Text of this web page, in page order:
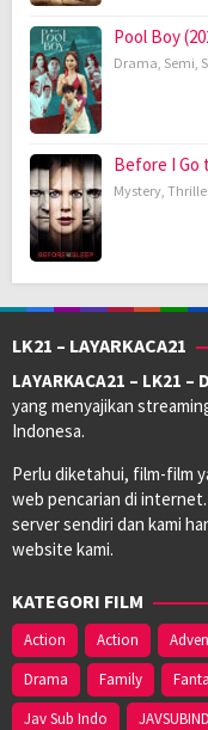
Pool Boy
Drama, Semi,
Before I Go
Mystery,
LK21 – LAYARKACA21
LAYARKACA21 – LK21 –
yang menyajikan
Indonesa.
Perlu diketahui, film-film
web pencarian di
server sendiri dan kami
website kami.
KATEGORI FILM
Action Action
Drama
Family
Jav Sub Indo